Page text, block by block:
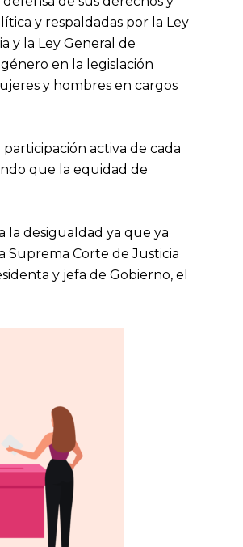
y respaldadas por la Ley
y la Ley General de
en la legislación
y hombres en cargos
participación activa de cada
que la equidad de
la desigualdad ya que ya
Suprema Corte de Justicia
y jefa de Gobierno, el